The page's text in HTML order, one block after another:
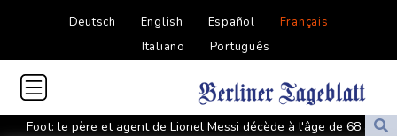
Deutsch English Español
Français
Italiano
Português
Foot: le père et agent de Lionel Messi décède à l'âge de 68 ans